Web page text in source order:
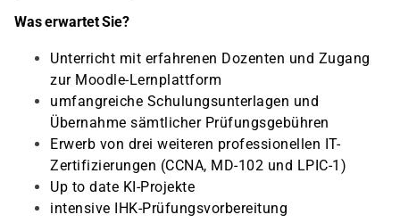
Was erwartet Sie?
Unterricht mit erfahrenen Dozenten und Zugang
zur Moodle-Lernplattform
umfangreiche Schulungsunterlagen und
Übernahme sämtlicher Prüfungsgebühren
Erwerb von drei weiteren professionellen IT-
Zertifizierungen (CCNA, MD-102 und LPIC-1)
Up to date KI-Projekte
intensive IHK-Prüfungsvorbereitung